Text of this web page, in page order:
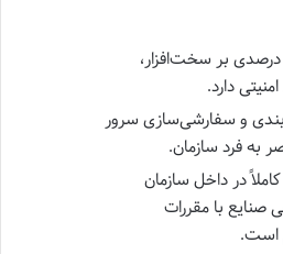
سازمان کنترل ۱۰۰ درصدی بر سخت‌افزار،
دارد.
و سفارشی‌سازی سرور
به فرد سازمان.
در داخل سازمان
صنایع با مقررات
است.